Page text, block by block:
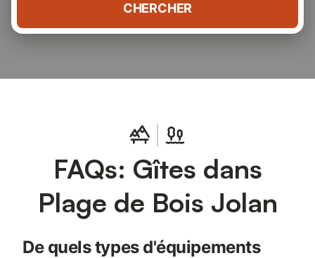
CHERCHER
FAQs: Gîtes dans
Plage de Bois Jolan
De quels types d'équipements